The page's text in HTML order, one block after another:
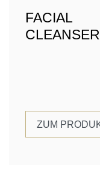
FACIAL
CLEANSER
ZUM